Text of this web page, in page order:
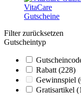
VitaCare
Gutscheine
Filter zurücksetzen
Gutscheintyp
Rabatt (228)
Gewinnspiel
Gratisartikel